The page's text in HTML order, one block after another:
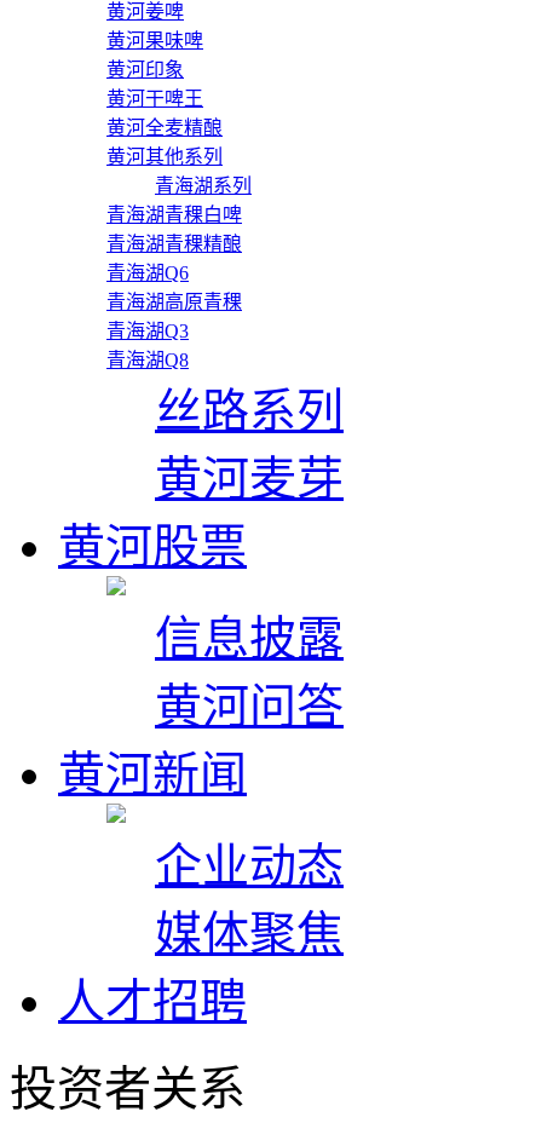
黄河姜啤
黄河果味啤
黄河印象
黄河干啤王
黄河全麦精酿
黄河其他系列
青海湖系列
青海湖青稞白啤
青海湖青稞精酿
青海湖Q6
青海湖高原青稞
青海湖Q3
青海湖Q8
丝路系列
黄河麦芽
黄河股票
信息披露
黄河问答
黄河新闻
企业动态
媒体聚焦
人才招聘
投资者关系